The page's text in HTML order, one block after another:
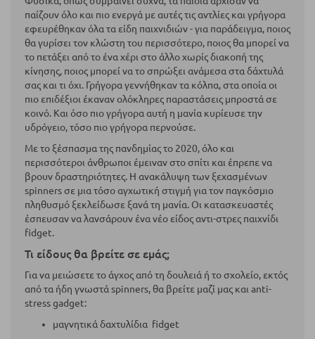
παίζουν όλο και πιο ενεργά με αυτές τις αντλίες και γρήγορα
εφευρέθηκαν όλα τα είδη παιχνιδιών - για παράδειγμα, ποιος
θα γυρίσει τον κλώστη του περισσότερο, ποιος θα μπορεί να
το πετάξει από το ένα χέρι στο άλλο χωρίς διακοπή της
κίνησης, ποιος μπορεί να το σπρώξει ανάμεσα στα δάχτυλά
σας και τι όχι. Γρήγορα γεννήθηκαν τα κόλπα, στα οποία οι
πιο επιδέξιοι έκαναν ολόκληρες παραστάσεις μπροστά σε
κοινό. Και όσο πιο γρήγορα αυτή η μανία κυρίευσε την
υδρόγειο, τόσο πιο γρήγορα περνούσε.
Με το ξέσπασμα της πανδημίας το 2020, όλο και
περισσότεροι άνθρωποι έμειναν στο σπίτι και έπρεπε να
βρουν δραστηριότητες. Η ανακάλυψη των ξεχασμένων
spinners σε μια τόσο αγχωτική στιγμή για τον παγκόσμιο
πληθυσμό ξεκλείδωσε ξανά τη μανία. Οι κατασκευαστές
έσπευσαν να λανσάρουν ένα νέο είδος αντι-στρες παιχνίδι
fidget.
Τι είδους θα βρείτε σε εμάς;
Για να μειώσετε το άγχος από τη δουλειά ή το σχολείο, εκτός
από τα ήδη γνωστά spinners, θα βρείτε μαζί μας και anti-
stress gadget:
μαγνητικά δαχτυλίδια fidget